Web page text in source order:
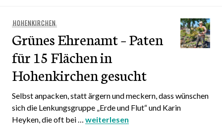
HOHENKIRCHEN
Grünes Ehrenamt – Paten
für 15 Flächen in
Hohenkirchen gesucht
Selbst anpacken, statt ärgern und meckern, dass wünschen
sich die Lenkungsgruppe „Erde und Flut“ und Karin
Heyken, die oft bei … Grünes Ehrenamt – Paten für 15
weiterlesen